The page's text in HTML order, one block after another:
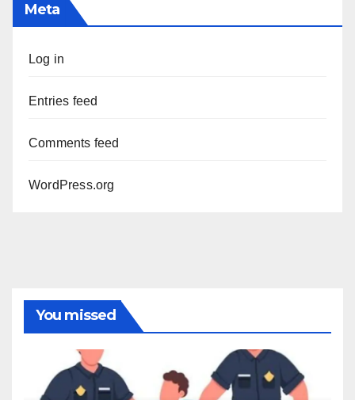
Meta
Log in
Entries feed
Comments feed
WordPress.org
You missed